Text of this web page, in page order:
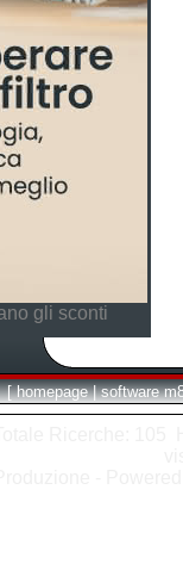
gli sconti
[ homepage | software